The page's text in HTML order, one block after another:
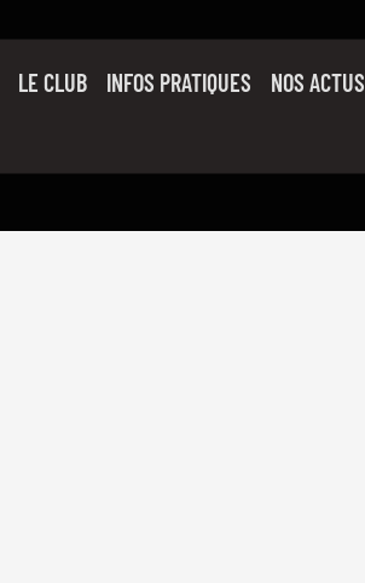
LE CLUB
L’ÉQUIPE PRO
INFOS PRATIQUES NOS ACTUS